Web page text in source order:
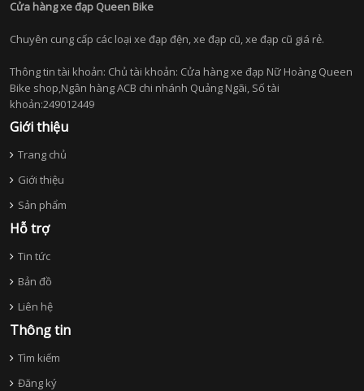
Cửa hàng xe đạp Queen Bike
Chuyên cung cấp các loại xe đạp đện, xe đạp cũ, xe đạp cũ giá rẻ.
Thông tin tài khoản: Chủ tài khoản: Cửa hàng xe đạp Nữ Hoàng Queen
Bike shop,Ngân hàng ACB chi nhánh Quảng Ngãi, Số tài
khoản:249012449
Giới thiệu
Trang chủ
Giới thiệu
Sản phẩm
Hỗ trợ
Tin tức
Bản đồ
Liên hệ
Thông tin
Tìm kiếm
Đăng ký